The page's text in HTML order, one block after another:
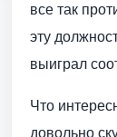
все так
эту
выиграл
Что
довольно